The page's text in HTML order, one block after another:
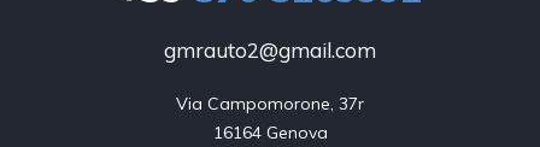
gmrauto2@gmail.com
Via Campomorone, 37r
16164 Genova